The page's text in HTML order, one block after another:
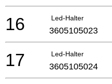
Led-Halter
16 3605105023
Led-Halter
17 3605105024